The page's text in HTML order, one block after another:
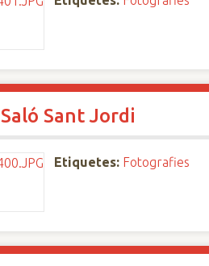
Sant Jordi
Etiquetes: Fotografies